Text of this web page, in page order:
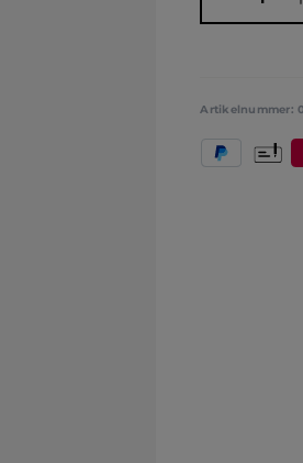
Artikelnummer:
PayPal